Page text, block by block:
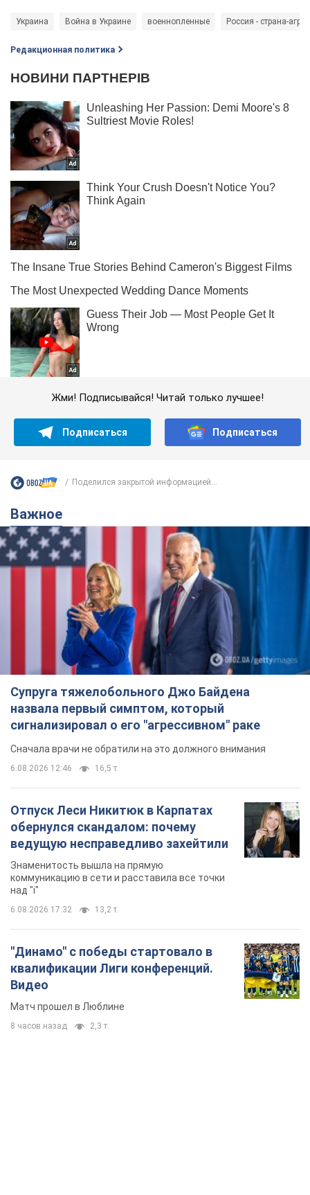
Украина Война в Украине военнопленные Россия - страна-
Редакционная политика
Жми! Подписывайся! Читай только лучшее!
Подписаться Подписаться
Поделился закрытой информацией...
Важное
Супруга тяжелобольного Джо Байдена
назвала первый симптом, который
сигнализировал о его "агрессивном" раке
Сначала врачи не обратили на это должного внимания
6.08.2026 12:46 16,5 т.
Отпуск Леси Никитюк в Карпатах
обернулся скандалом: почему
ведущую несправедливо захейтили
Знаменитость вышла на прямую
коммуникацию в сети и расставила все точки
над "i"
6.08.2026 17:32 13,2 т.
"Динамо" с победы стартовало в
квалификации Лиги конференций.
Видео
Матч прошел в Люблине
8 часов назад 2,3 т.